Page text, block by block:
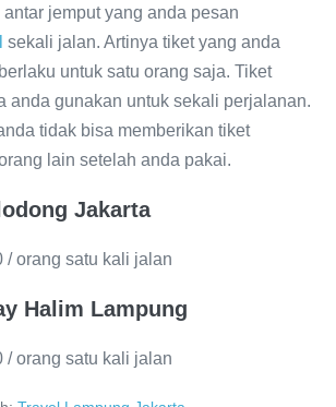
jemput yang anda pesan
sekali jalan. Artinya tiket yang anda
untuk satu orang saja. Tiket
anda gunakan untuk sekali perjalanan.
tidak bisa memberikan tiket
lain setelah anda pakai.
Jakarta
/ orang satu kali jalan
Halim Lampung
/ orang satu kali jalan